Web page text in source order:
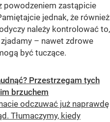
powodzeniem zastąpicie
jednak, że również
należy kontrolować to,
– nawet zdrowe
być tuczące.
Przestrzegam tych
brzuchem
odczuwać już naprawdę
Tłumaczymy, kiedy